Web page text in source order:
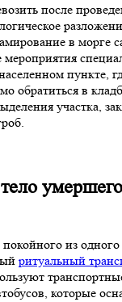
после
в морге
пункте,
обратиться в
участка,
из
ритуальный
которые